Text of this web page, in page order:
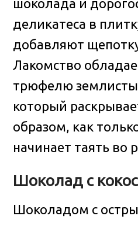
шоколада и
деликатеса в
добавляют
Лакомство
трюфелю
который
образом, как
начинает таять во
Шоколад с
Шоколадом с